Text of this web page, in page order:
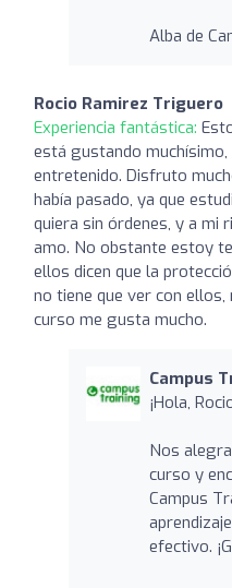
Alba de
Rocio Ramirez Triguero
Experiencia fantástica:
está gustando
entretenido. Disfruto
había pasado, ya que
quiera sin órdenes, y a mi
amo. No obstante estoy
ellos dicen que la
no tiene que ver con
curso me gusta mucho.
Campus
¡Hola,
Nos
curso y
Campus
efectivo.